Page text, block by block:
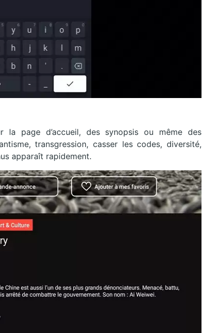
la page d’accueil, des synopsis ou même des
transgression, casser les codes, diversité,
apparaît rapidement.